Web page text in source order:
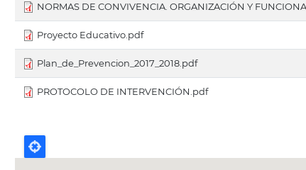
NORMAS DE CONVIVENCIA. ORGANIZACIÓN Y
Proyecto Educativo.pdf
Plan_de_Prevencion_2017_2018.pdf
PROTOCOLO DE INTERVENCIÓN.pdf